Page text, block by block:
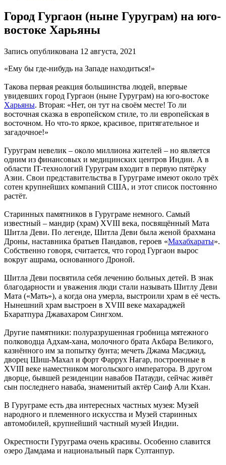
Город Гургаон (ныне Гуруграм) на юго-
востоке Харьяны
Запись опубликована 12 августа, 2021
«Ему бы где-нибудь на Западе находиться!»
Такова первая реакция большинства людей, впервые
увидевших город Гургаон (ныне Гуруграм) на юго-востоке
Харьяны. Вторая: «Нет, он тут на своём месте! То ли
восточная сказка в европейском стиле, то ли европейская в
восточном. Но что-то яркое, красивое, притягательное и
загадочное!»
Гуруграм невелик – около миллиона жителей – но является
одним из финансовых и медицинских центров Индии. А в
области IT-технологий Гуруграм входит в первую пятёрку
Азии. Свои представительства в Гуруграме имеют около трёх
сотен крупнейших компаний США, и этот список постоянно
растёт.
Старинных памятников в Гуруграме немного. Самый
известный – мандир (храм) XVIII века, посвящённый Мата
Шитла Деви. По легенде, Шитла Деви была женой брахмана
Дроны, наставника братьев Пандавов, героев «Махабхараты».
Собственно говоря, считается, что город Гургаон вырос
вокруг ашрама, основанного Дроной.
Шитла Деви посвятила себя лечению больных детей. В знак
благодарности и уважения люди стали называть Шитлу Деви
Мата («Мать»), а когда она умерла, выстроили храм в её честь.
Нынешний храм выстроен в XVIII веке махараджей
Бхаратпура Джавахаром Сингхом.
Другие памятники: полуразрушенная гробница мятежного
полководца Адхам-хана, молочного брата Акбара Великого,
казнённого им за попытку бунта; мечеть Джама Масджид,
дворец Шиш-Махал и форт Фаррух Нагар, построенные в
XVIII веке наместником могольского императора. В другом
дворце, бывшей резиденции навабов Патауди, сейчас живёт
сын последнего наваба, знаменитый актёр Саиф Али Кхан.
В Гуруграме есть два интересных частных музея: Музей
народного и племенного искусства и Музей старинных
автомобилей, крупнейший частный музей Индии.
Окрестности Гуруграма очень красивы. Особенно славится
озеро Дамдама и национальный парк Султанпур.